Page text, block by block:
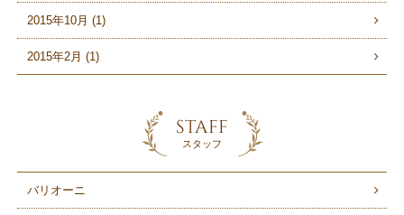
2015年10月 (1)
2015年2月 (1)
STAFF
スタッフ
バリオーニ